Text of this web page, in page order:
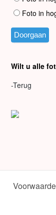
Foto in
Wilt u alle
-Terug